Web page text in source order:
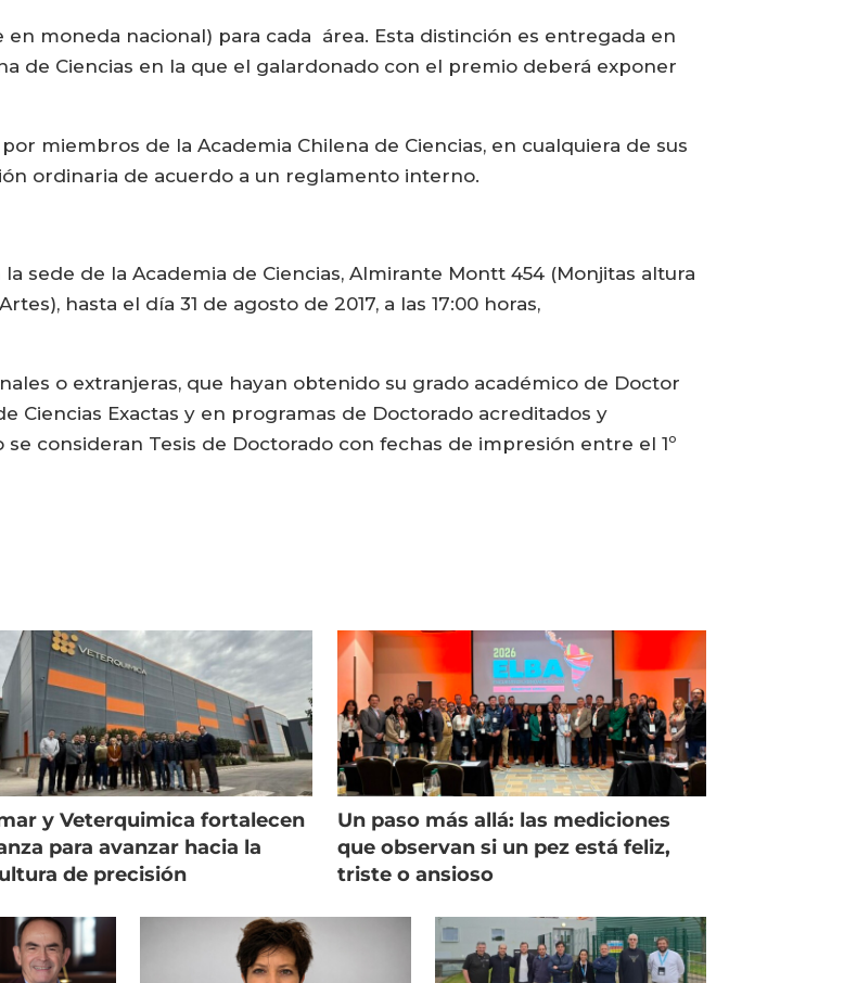
en moneda nacional) para cada área. Esta distinción es entregada en
de Ciencias en la que el galardonado con el premio deberá exponer
miembros de la Academia Chilena de Ciencias, en cualquiera de sus
ordinaria de acuerdo a un reglamento interno.
sede de la Academia de Ciencias, Almirante Montt 454 (Monjitas altura
hasta el día 31 de agosto de 2017, a las 17:00 horas,
o extranjeras, que hayan obtenido su grado académico de Doctor
Ciencias Exactas y en programas de Doctorado acreditados y
consideran Tesis de Doctorado con fechas de impresión entre el 1º
y Veterquimica fortalecen
para avanzar hacia la
de precisión
Un paso más allá: las mediciones
que observan si un pez está feliz,
triste o ansioso